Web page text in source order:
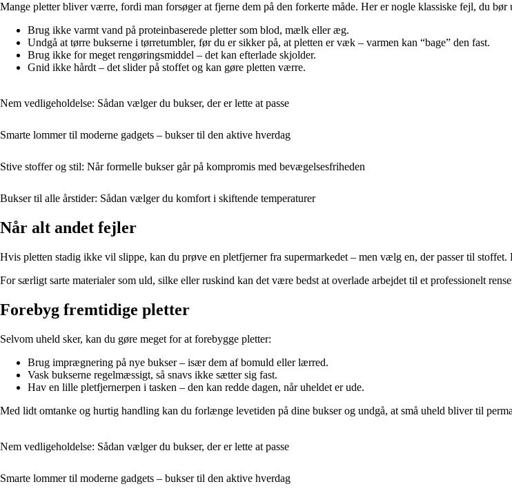
Mange pletter bliver værre, fordi man forsøger at fjerne dem på den forkerte måde. Her er nogle klassiske fejl, du bør
Brug ikke varmt vand på proteinbaserede pletter som blod, mælk eller æg.
Undgå at tørre bukserne i tørretumbler, før du er sikker på, at pletten er væk – varmen kan “bage” den fast.
Brug ikke for meget rengøringsmiddel – det kan efterlade skjolder.
Gnid ikke hårdt – det slider på stoffet og kan gøre pletten værre.
Nem vedligeholdelse: Sådan vælger du bukser, der er lette at passe
Smarte lommer til moderne gadgets – bukser til den aktive hverdag
Stive stoffer og stil: Når formelle bukser går på kompromis med bevægelsesfriheden
Bukser til alle årstider: Sådan vælger du komfort i skiftende temperaturer
Når alt andet fejler
Hvis pletten stadig ikke vil slippe, kan du prøve en pletfjerner fra supermarkedet – men vælg en, der passer til
For særligt sarte materialer som uld, silke eller ruskind kan det være bedst at overlade arbejdet til et professionelt
Forebyg fremtidige pletter
Selvom uheld sker, kan du gøre meget for at forebygge pletter:
Brug imprægnering på nye bukser – især dem af bomuld eller lærred.
Vask bukserne regelmæssigt, så snavs ikke sætter sig fast.
Hav en lille pletfjernerpen i tasken – den kan redde dagen, når uheldet er ude.
Med lidt omtanke og hurtig handling kan du forlænge levetiden på dine bukser og undgå, at små uheld bliver til
Nem vedligeholdelse: Sådan vælger du bukser, der er lette at passe
Smarte lommer til moderne gadgets – bukser til den aktive hverdag